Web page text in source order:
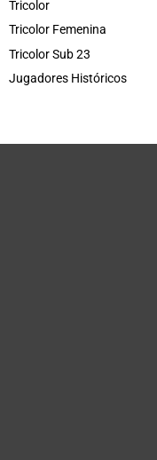
Tricolor
Tricolor Femenina
Tricolor Sub 23
Jugadores Históricos